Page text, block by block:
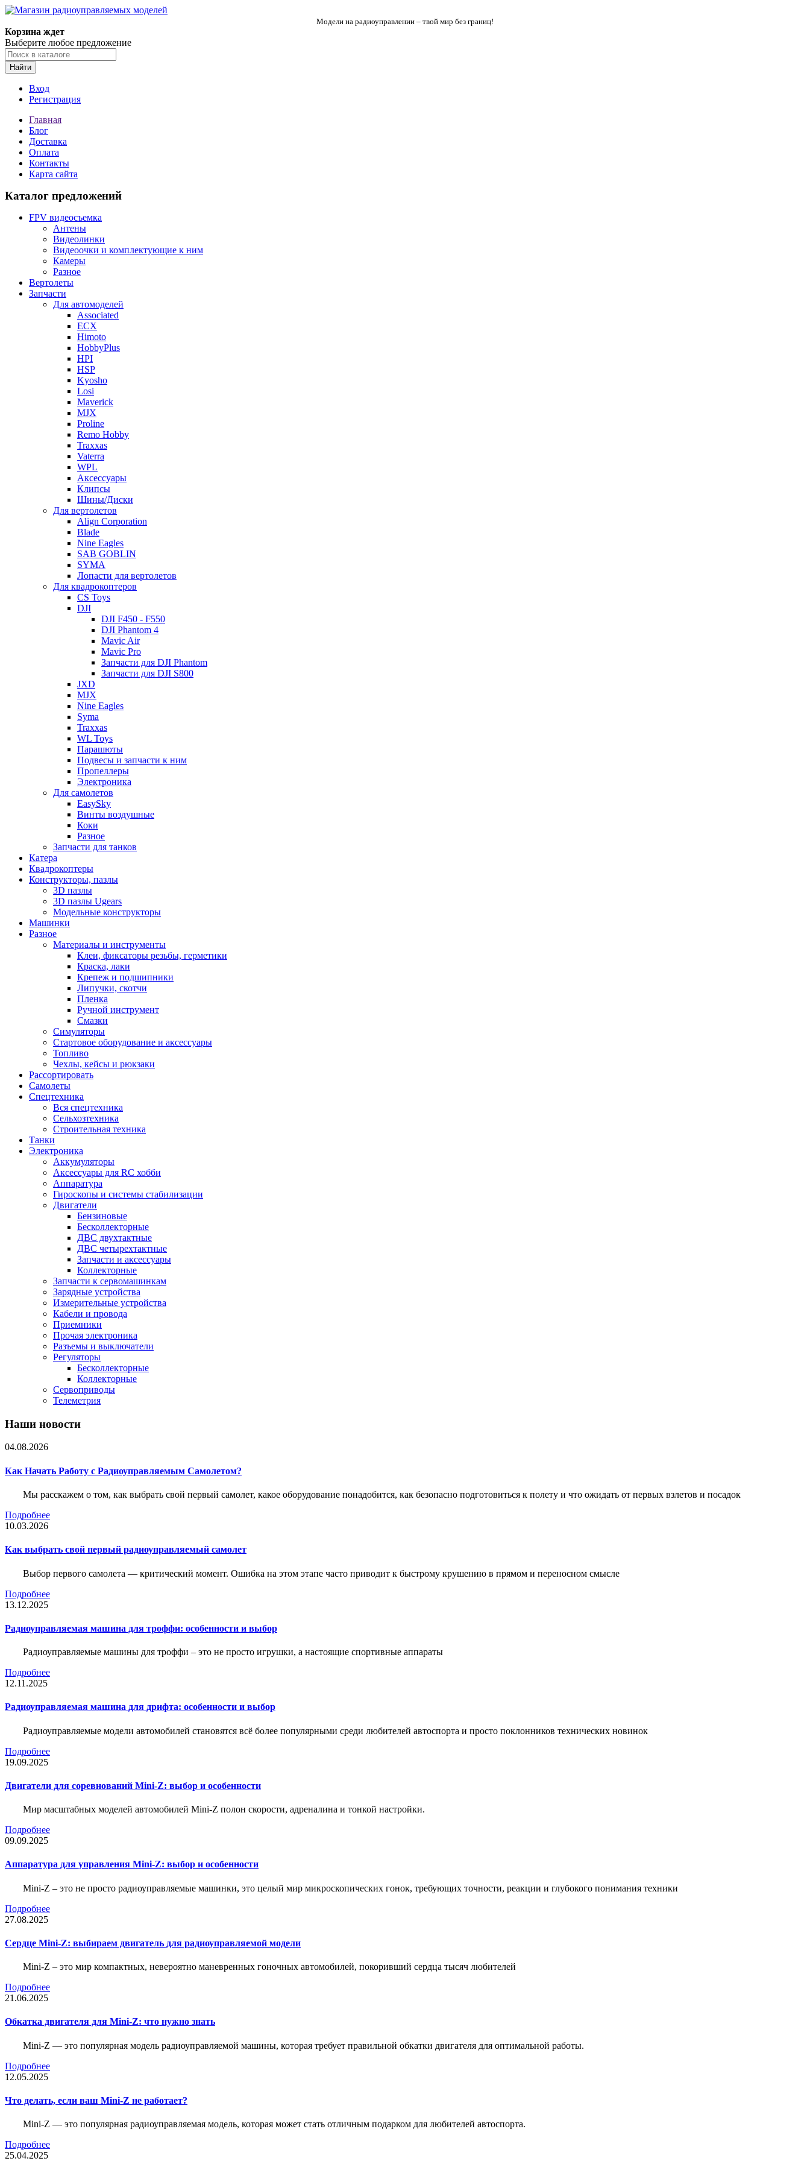
Модели на радиоуправлении – твой мир без границ!
Корзина ждет
Выберите любое предложение
Найти
Вход
Регистрация
Главная
Блог
Доставка
Оплата
Контакты
Карта сайта
Каталог предложений
FPV видеосъемка
Антены
Видеолинки
Видеоочки и комплектующие к ним
Камеры
Разное
Вертолеты
Запчасти
Для автомоделей
Associated
ECX
Himoto
HobbyPlus
HPI
HSP
Kyosho
Losi
Maverick
MJX
Proline
Remo Hobby
Traxxas
Vaterra
WPL
Аксессуары
Клипсы
Шины/Диски
Для вертолетов
Align Corporation
Blade
Nine Eagles
SAB GOBLIN
SYMA
Лопасти для вертолетов
Для квадрокоптеров
CS Toys
DJI
DJI F450 - F550
DJI Phantom 4
Mavic Air
Mavic Pro
Запчасти для DJI Phantom
Запчасти для DJI S800
JXD
MJX
Nine Eagles
Syma
Traxxas
WL Toys
Парашюты
Подвесы и запчасти к ним
Пропеллеры
Электроника
Для самолетов
EasySky
Винты воздушные
Коки
Разное
Запчасти для танков
Катера
Квадрокоптеры
Конструкторы, пазлы
3D пазлы
3D пазлы Ugears
Модельные конструкторы
Машинки
Разное
Материалы и инструменты
Клеи, фиксаторы резьбы, герметики
Краска, лаки
Крепеж и подшипники
Липучки, скотчи
Пленка
Ручной инструмент
Смазки
Симуляторы
Стартовое оборудование и аксессуары
Топливо
Чехлы, кейсы и рюкзаки
Рассортировать
Самолеты
Спецтехника
Вся спецтехника
Сельхозтехника
Строительная техника
Танки
Электроника
Аккумуляторы
Аксессуары для RC хобби
Аппаратура
Гироскопы и системы стабилизации
Двигатели
Бензиновые
Бесколлекторные
ДВС двухтактные
ДВС четырехтактные
Запчасти и аксессуары
Коллекторные
Запчасти к сервомашинкам
Зарядные устройства
Измерительные устройства
Кабели и провода
Приемники
Прочая электроника
Разъемы и выключатели
Регуляторы
Бесколлекторные
Коллекторные
Сервоприводы
Телеметрия
Наши новости
04.08.2026
Как Начать Работу с Радиоуправляемым Самолетом?
Мы расскажем о том, как выбрать свой первый самолет, какое оборудование понадобится, как безопасно подготовиться к полету и что ожидать от первых взлетов и посадок
Подробнее
10.03.2026
Как выбрать свой первый радиоуправляемый самолет
Выбор первого самолета — критический момент. Ошибка на этом этапе часто приводит к быстрому крушению в прямом и переносном смысле
Подробнее
13.12.2025
Радиоуправляемая машина для троффи: особенности и выбор
Радиоуправляемые машины для троффи – это не просто игрушки, а настоящие спортивные аппараты
Подробнее
12.11.2025
Радиоуправляемая машина для дрифта: особенности и выбор
Радиоуправляемые модели автомобилей становятся всё более популярными среди любителей автоспорта и просто поклонников технических новинок
Подробнее
19.09.2025
Двигатели для соревнований Mini-Z: выбор и особенности
Мир масштабных моделей автомобилей Mini-Z полон скорости, адреналина и тонкой настройки.
Подробнее
09.09.2025
Аппаратура для управления Mini-Z: выбор и особенности
Mini-Z – это не просто радиоуправляемые машинки, это целый мир микроскопических гонок, требующих точности, реакции и глубокого понимания техники
Подробнее
27.08.2025
Сердце Mini-Z: выбираем двигатель для радиоуправляемой модели
Mini-Z – это мир компактных, невероятно маневренных гоночных автомобилей, покоривший сердца тысяч любителей
Подробнее
21.06.2025
Обкатка двигателя для Mini-Z: что нужно знать
Mini-Z — это популярная модель радиоуправляемой машины, которая требует правильной обкатки двигателя для оптимальной работы.
Подробнее
12.05.2025
Что делать, если ваш Mini-Z не работает?
Mini-Z — это популярная радиоуправляемая модель, которая может стать отличным подарком для любителей автоспорта.
Подробнее
25.04.2025